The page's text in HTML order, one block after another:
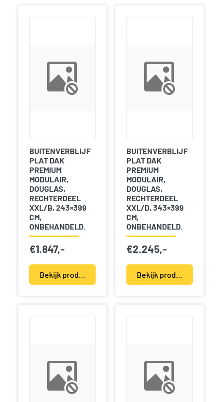
BUITENVERBLIJF
PLAT DAK
PREMIUM
MODULAIR,
DOUGLAS,
RECHTERDEEL
XXL/B, 243×399
CM,
ONBEHANDELD.
€1.847,-
BUITENVERBLIJF
PLAT DAK
PREMIUM
MODULAIR,
DOUGLAS,
RECHTERDEEL
XXL/D, 343×399
CM,
ONBEHANDELD.
€2.245,-